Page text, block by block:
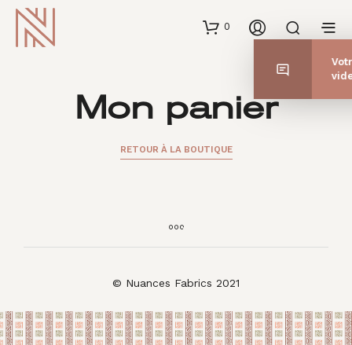
0
Mon panier
RETOUR À LA BOUTIQUE
© Nuances Fabrics 2021